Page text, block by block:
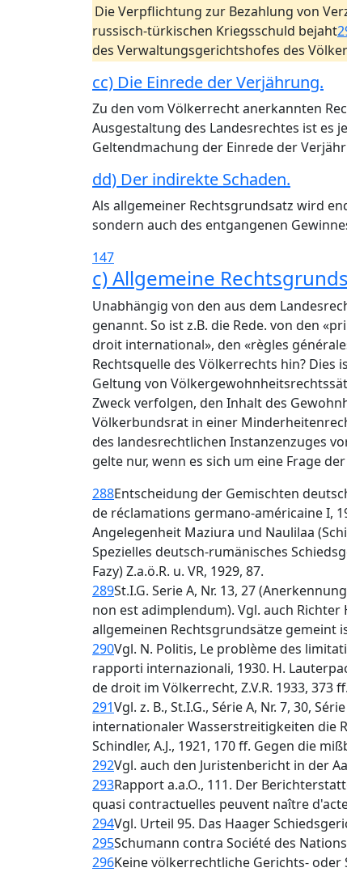
Die Verpflichtung zur Bezahlung von
russisch-türkischen Kriegsschuld bejaht
des Verwaltungsgerichtshofes des
cc) Die Einrede der Verjährung.
Zu den vom Völkerrecht anerkannten
Ausgestaltung des Landesrechtes ist es
Geltendmachung der Einrede der
dd) Der indirekte Schaden.
Als allgemeiner Rechtsgrundsatz wird
sondern auch des entgangenen
147
c) Allgemeine
Unabhängig von den aus dem
genannt. So ist z.B. die Rede. von den
droit international», den «règles
Rechtsquelle des Völkerrechts hin?
Geltung von
Zweck verfolgen, den Inhalt des
Völkerbundsrat in einer
des landesrechtlichen Instanzenzuges
gelte nur, wenn es sich um eine Frage
288Entscheidung der Gemischten
de réclamations germano-américaine I,
Angelegenheit Maziura und Naulilaa
Spezielles deutsch-rumänisches
Fazy) Z.a.ö.R. u. VR, 1929, 87.
289St.I.G. Serie A, Nr. 13, 27
non est adimplendum). Vgl. auch Richter
allgemeinen Rechtsgrundsätze gemeint
290Vgl. N. Politis, Le problème des
rapporti internazionali, 1930. H.
de droit im Völkerrecht, Z.V.R. 1933, 373
291Vgl. z. B., St.I.G., Série A, Nr. 7, 30,
internationaler Wasserstreitigkeiten die
Schindler, A.J., 1921, 170 ff. Gegen die
292Vgl. auch den Juristenbericht in der
293Rapport a.a.O., 111. Der
quasi contractuelles peuvent naître
294Vgl. Urteil 95. Das Haager
295Schumann contra Société des
296Keine völkerrechtliche Gerichts-